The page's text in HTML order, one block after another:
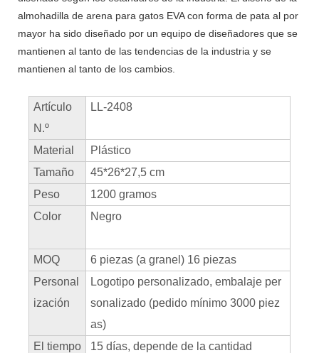
almohadilla de arena para gatos EVA con forma de pata al por
mayor ha sido diseñado por un equipo de diseñadores que se
mantienen al tanto de las tendencias de la industria y se
mantienen al tanto de los cambios.
Artículo
N.º
LL-2408
Material
Plástico
Tamaño
45*26*27,5 cm
Peso
1200 gramos
Color
Negro
MOQ
6 piezas (a granel) 16 piezas
Personal
ización
Logotipo personalizado, embalaje per
sonalizado (pedido mínimo 3000 piez
as)
El tiempo
15 días, depende de la cantidad